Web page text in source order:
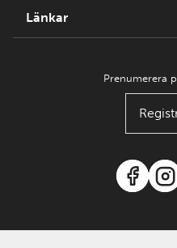
Länkar
Prenumerera